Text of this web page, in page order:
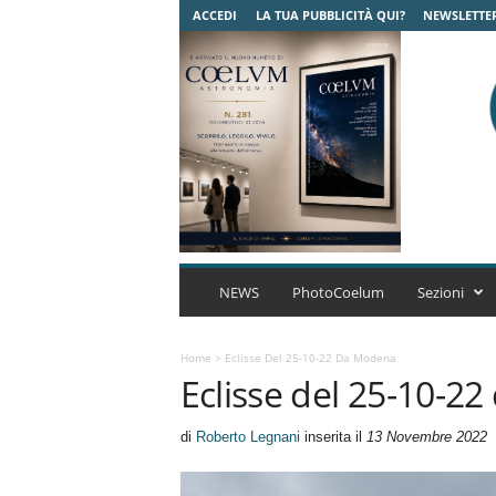
ACCEDI LA TUA PUBBLICITÀ QUI?
C
m
r
NEWS PhotoCoelum Sezioni
Home > Eclisse Del 25-10-22 Da Modena
Eclisse del 25-10-
di Roberto Legnani inserita il 13 Novembre 2022